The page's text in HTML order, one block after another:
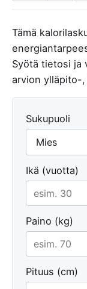
Tämä
Syötä tietosi ja
arvion ylläpito-
Sukupuoli
Ikä (vuotta)
Paino (kg)
Pituus (cm)